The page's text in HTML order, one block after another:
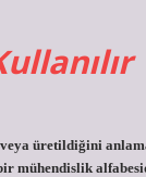
veya üretildiğini
mühendislik